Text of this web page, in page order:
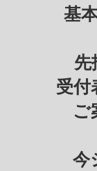
基
先
受付
ご
今